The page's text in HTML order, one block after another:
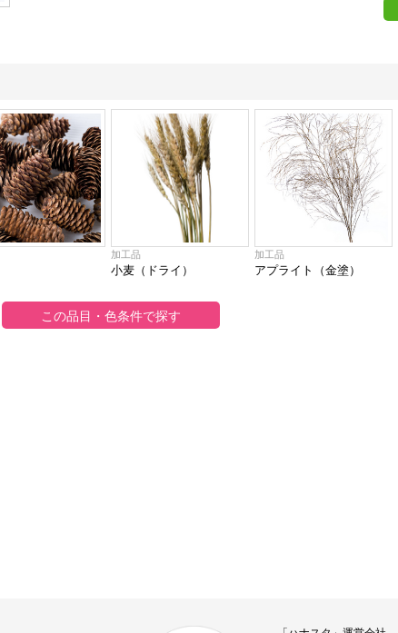
加工品
小麦（ドライ）
加工品
アプライト（金塗）